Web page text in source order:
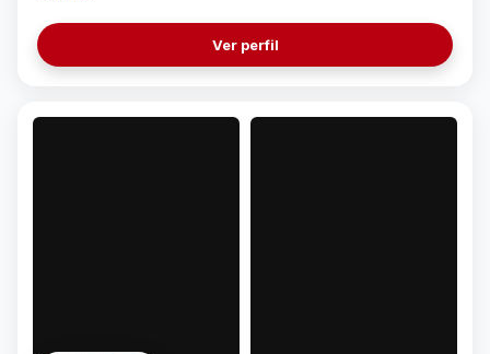
Ver perfil